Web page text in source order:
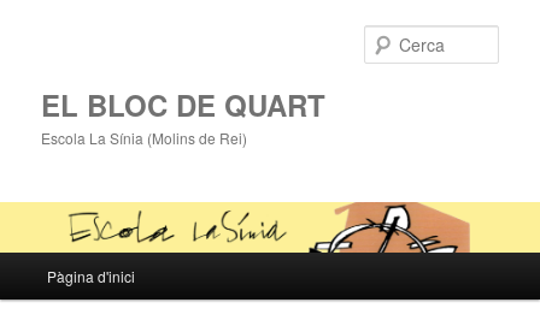
EL BLOC DE QUART
Escola La Sínia (Molins de Rei)
Aneu
Pàgina d'inici